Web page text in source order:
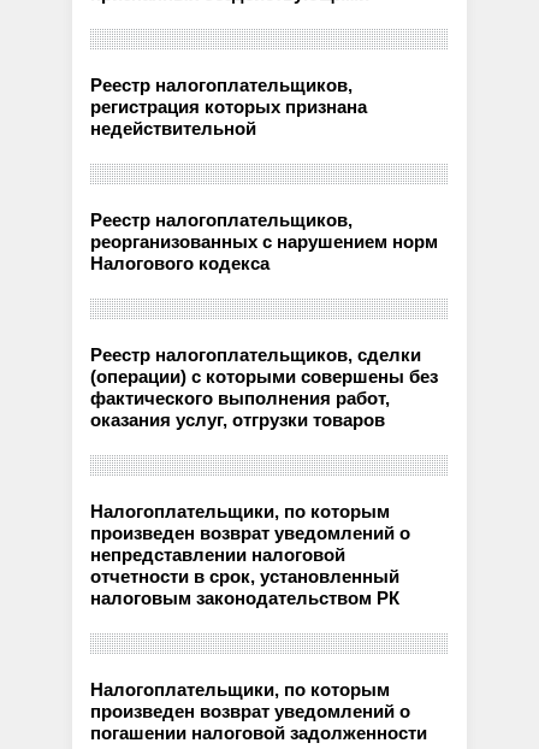
Реестр налогоплательщиков,
регистрация которых признана
недействительной
Реестр налогоплательщиков,
реорганизованных с нарушением норм
Налогового кодекса
Реестр налогоплательщиков, сделки
(операции) с которыми совершены без
фактического выполнения работ,
оказания услуг, отгрузки товаров
Налогоплательщики, по которым
произведен возврат уведомлений о
непредставлении налоговой
отчетности в срок, установленный
налоговым законодательством РК
Налогоплательщики, по которым
произведен возврат уведомлений о
погашении налоговой задолженности